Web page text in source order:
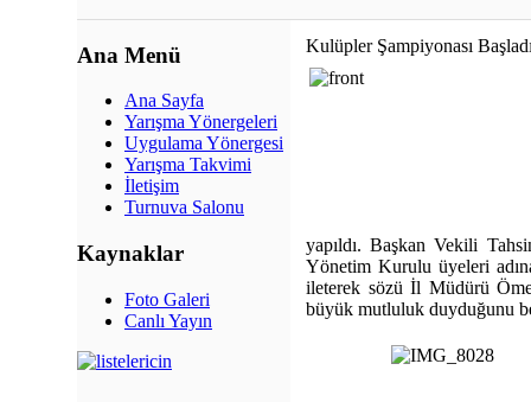
Ana Menü
Ana Sayfa
Yarışma Yönergeleri
Uygulama Yönergesi
Yarışma Takvimi
İletişim
Turnuva Salonu
Kaynaklar
Foto Galeri
Canlı Yayın
Kulüpler Şampiyonası
yapıldı. Başkan Vekili
Yönetim Kurulu üyeleri
ileterek sözü İl Müdürü
büyük mutluluk duyduğunu